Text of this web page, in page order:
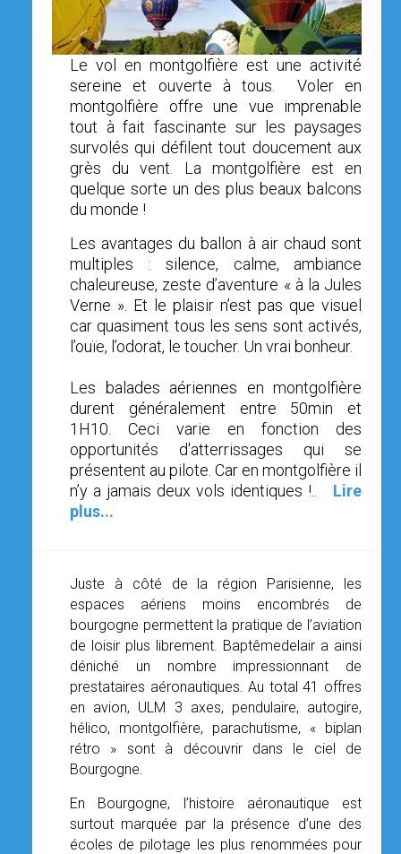
OPEN SUBMENU (SIMULATEUR)
SIMULATEUR
OPEN SUBMENU (DRÔNE)
DRÔNELe vol en montgolfière est une activité
sereine et ouverte à tous. Voler en
montgolfière offre une vue imprenable
tout à fait fascinante sur les paysages
survolés qui défilent tout doucement aux
grès du vent. La montgolfière est en
quelque sorte un des plus beaux balcons
du monde !
Les avantages du ballon à air chaud sont
multiples : silence, calme, ambiance
chaleureuse, zeste d’aventure « à la Jules
Verne ». Et le plaisir n’est pas que visuel
car quasiment tous les sens sont activés,
l’ouïe, l’odorat, le toucher. Un vrai bonheur.
Les balades aériennes en montgolfière
durent généralement entre 50min et
1H10. Ceci varie en fonction des
opportunités d'atterrissages qui se
présentent au pilote. Car en montgolfière il
n’y a jamais deux vols identiques !.. Lire
plus...
Juste à côté de la région Parisienne, les
espaces aériens moins encombrés de
bourgogne permettent la pratique de l’aviation
de loisir plus librement. Baptêmedelair a ainsi
déniché un nombre impressionnant de
prestataires aéronautiques. Au total 41 offres
en avion, ULM 3 axes, pendulaire, autogire,
hélico, montgolfière, parachutisme, « biplan
rétro » sont à découvrir dans le ciel de
Bourgogne.
En Bourgogne, l’histoire aéronautique est
surtout marquée par la présence d’une des
écoles de pilotage les plus renommées pour